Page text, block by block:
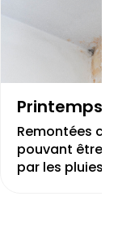
Printemps
Remontées
pouvant être
par les pluies